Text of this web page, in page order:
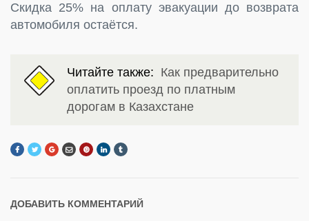
Скидка 25% на оплату эвакуации до возврата
автомобиля остаётся.
Читайте также: Как предварительно
оплатить проезд по платным
дорогам в Казахстане
ДОБАВИТЬ КОММЕНТАРИЙ